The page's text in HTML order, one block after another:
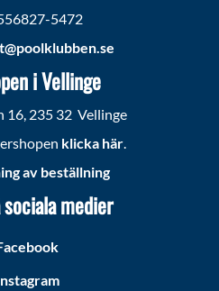
5472
i Vellinge
16, 235 32 Vellinge
klicka här.
av beställning
medier